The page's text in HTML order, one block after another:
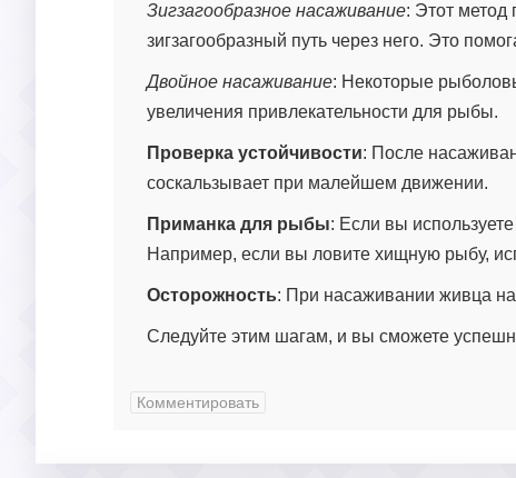
Зигзагообразное насаживание: Этот метод
зигзагообразный путь через него. Это
Двойное насаживание: Некоторые
увеличения привлекательности для рыбы.
Проверка устойчивости: После
соскальзывает при малейшем движении.
Приманка для рыбы: Если вы
Например, если вы ловите хищную рыбу,
Осторожность: При насаживании живца на
Следуйте этим шагам, и вы сможете
Комментировать